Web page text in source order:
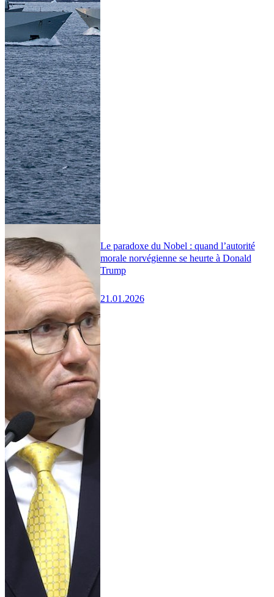
Le paradoxe du Nobel : quand l’autorité
morale norvégienne se heurte à Donald
Trump
21.01.2026